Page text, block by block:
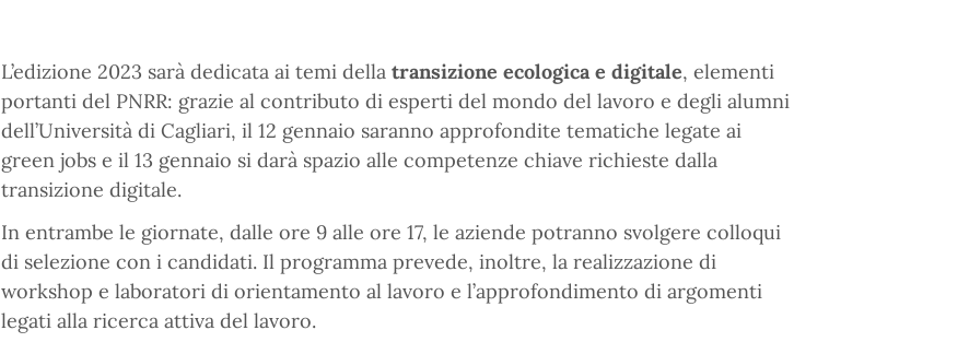
L’edizione 2023 sarà dedicata ai temi della transizione ecologica e digitale, elementi
portanti del PNRR: grazie al contributo di esperti del mondo del lavoro e degli alumni
dell’Università di Cagliari, il 12 gennaio saranno approfondite tematiche legate ai
green jobs e il 13 gennaio si darà spazio alle competenze chiave richieste dalla
transizione digitale.
In entrambe le giornate, dalle ore 9 alle ore 17, le aziende potranno svolgere colloqui
di selezione con i candidati. Il programma prevede, inoltre, la realizzazione di
workshop e laboratori di orientamento al lavoro e l’approfondimento di argomenti
legati alla ricerca attiva del lavoro.